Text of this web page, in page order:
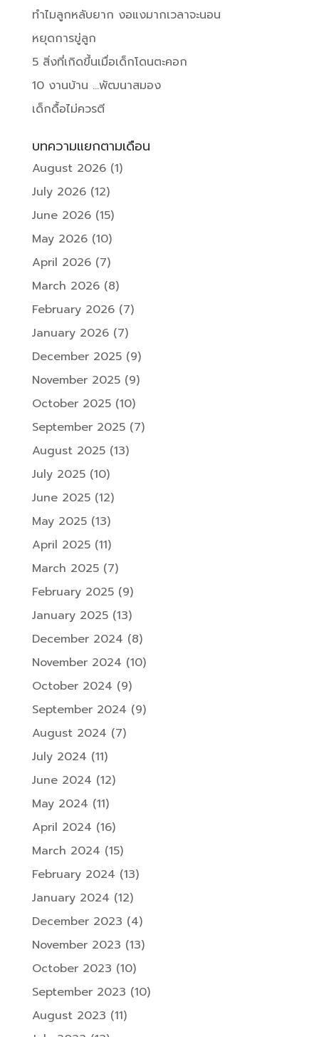
ทำไมลูกหลับยาก งอแงมากเวลาจะนอน
หยุดการขู่ลูก
5 สิ่งที่เกิดขึ้นเมื่อเด็กโดนตะคอก
10 งานบ้าน …พัฒนาสมอง
เด็กดื้อไม่ควรตี
บทความแยกตามเดือน
August 2026(1)
July 2026(12)
June 2026(15)
May 2026(10)
April 2026(7)
March 2026(8)
February 2026(7)
January 2026(7)
December 2025(9)
November 2025(9)
October 2025(10)
September 2025(7)
August 2025(13)
July 2025(10)
June 2025(12)
May 2025(13)
April 2025(11)
March 2025(7)
February 2025(9)
January 2025(13)
December 2024 (8)
November 2024 (10)
October 2024 (9)
September 2024 (9)
August 2024 (7)
July 2024 (11)
June 2024 (12)
May 2024 (11)
April 2024 (16)
March 2024 (15)
February 2024 (13)
January 2024 (12)
December 2023 (4)
November 2023 (13)
October 2023 (10)
September 2023 (10)
August 2023 (11)